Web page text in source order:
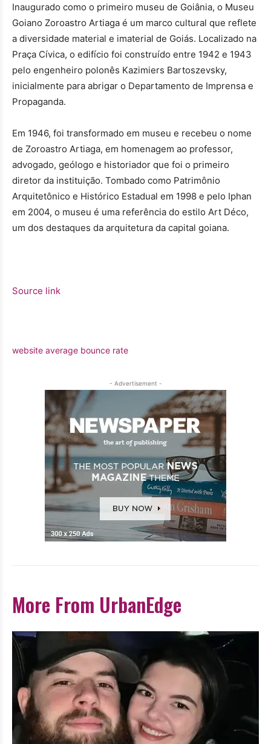
Inaugurado como o primeiro museu de Goiânia, o Museu
Goiano Zoroastro Artiaga é um marco cultural que reflete
a diversidade material e imaterial de Goiás. Localizado na
Praça Cívica, o edifício foi construído entre 1942 e 1943
pelo engenheiro polonês Kazimiers Bartoszevsky,
inicialmente para abrigar o Departamento de Imprensa e
Propaganda.
Em 1946, foi transformado em museu e recebeu o nome
de Zoroastro Artiaga, em homenagem ao professor,
advogado, geólogo e historiador que foi o primeiro
diretor da instituição. Tombado como Patrimônio
Arquitetônico e Histórico Estadual em 1998 e pelo Iphan
em 2004, o museu é uma referência do estilo Art Déco,
um dos destaques da arquitetura da capital goiana.
Source link
website average bounce rate
- Advertisement -
More From UrbanEdge